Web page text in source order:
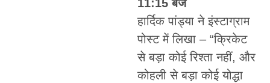
11:15 बजे
हार्दिक पांड्या ने इंस्टाग्राम
पोस्ट में लिखा – “क्रिकेट
से बड़ा कोई रिश्ता नहीं, और
कोहली से बड़ा कोई योद्धा